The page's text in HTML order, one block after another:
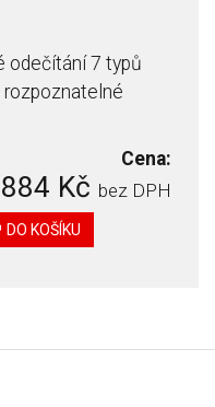
odečítání 7 typů
rozpoznatelné
Cena:
Kč bez DPH
DO KOŠÍKU